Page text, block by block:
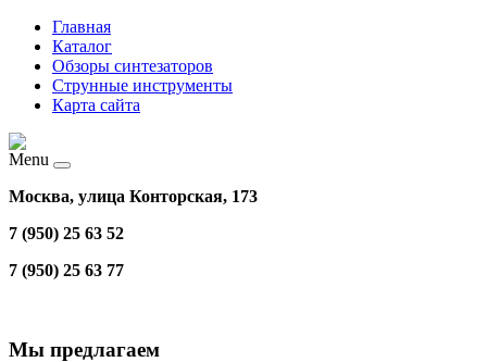
Главная
Каталог
Обзоры синтезаторов
Струнные инструменты
Карта сайта
Menu
Москва, улица Конторская, 173
7 (950) 25 63 52
7 (950) 25 63 77
Мы предлагаем